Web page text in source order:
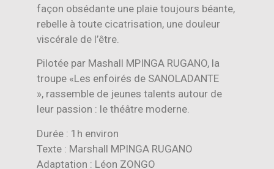
façon obsédante une plaie toujours béante,
rebelle à toute cicatrisation, une douleur
viscérale de l’être.
Pilotée par Mashall MPINGA RUGANO, la
troupe «Les enfoirés de SANOLADANTE
», rassemble de jeunes talents autour de
leur passion : le théâtre moderne.
Durée : 1h environ
Texte : Marshall MPINGA RUGANO
Adaptation : Léon ZONGO